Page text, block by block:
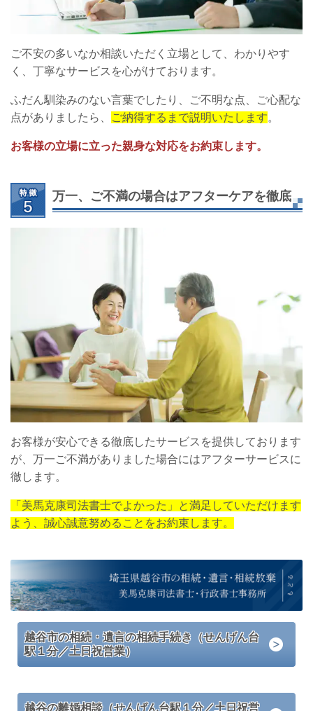
ご不安の多いなか相談いただく立場として、わかりやす
く、丁寧なサービスを心がけております。
ふだん馴染みのない言葉でしたり、ご不明な点、ご心配な
点がありましたら、
ご納得するまで説明いたします。
お客様の立場に立った親身な対応をお約束します。
万一、ご不満の場合はアフターケアを徹底
お客様が安心できる徹底したサービスを提供しております
が、万一ご不満がありました場合にはアフターサービスに
徹します。
「美馬克康司法書士でよかった」と満足していただけます
よう、誠心誠意努めることをお約束します。
越谷市の相続・遺言の相続手続き（せんげん台
駅１分／土日祝営業）
越谷の離婚相談（せんげん台駅１分／土日祝営